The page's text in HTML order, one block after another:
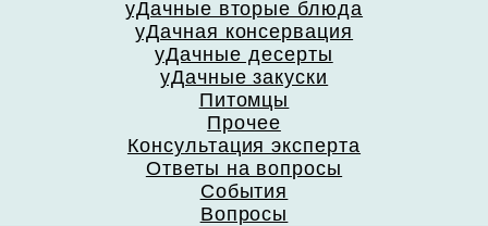
уДачные вторые блюда
уДачная консервация
уДачные десерты
уДачные закуски
Питомцы
Прочее
Консультация эксперта
Ответы на вопросы
События
Вопросы